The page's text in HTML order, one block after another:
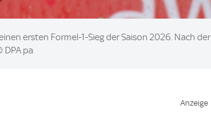
ersten Formel-1-Sieg der Saison 2026. Nach der
DPA pa